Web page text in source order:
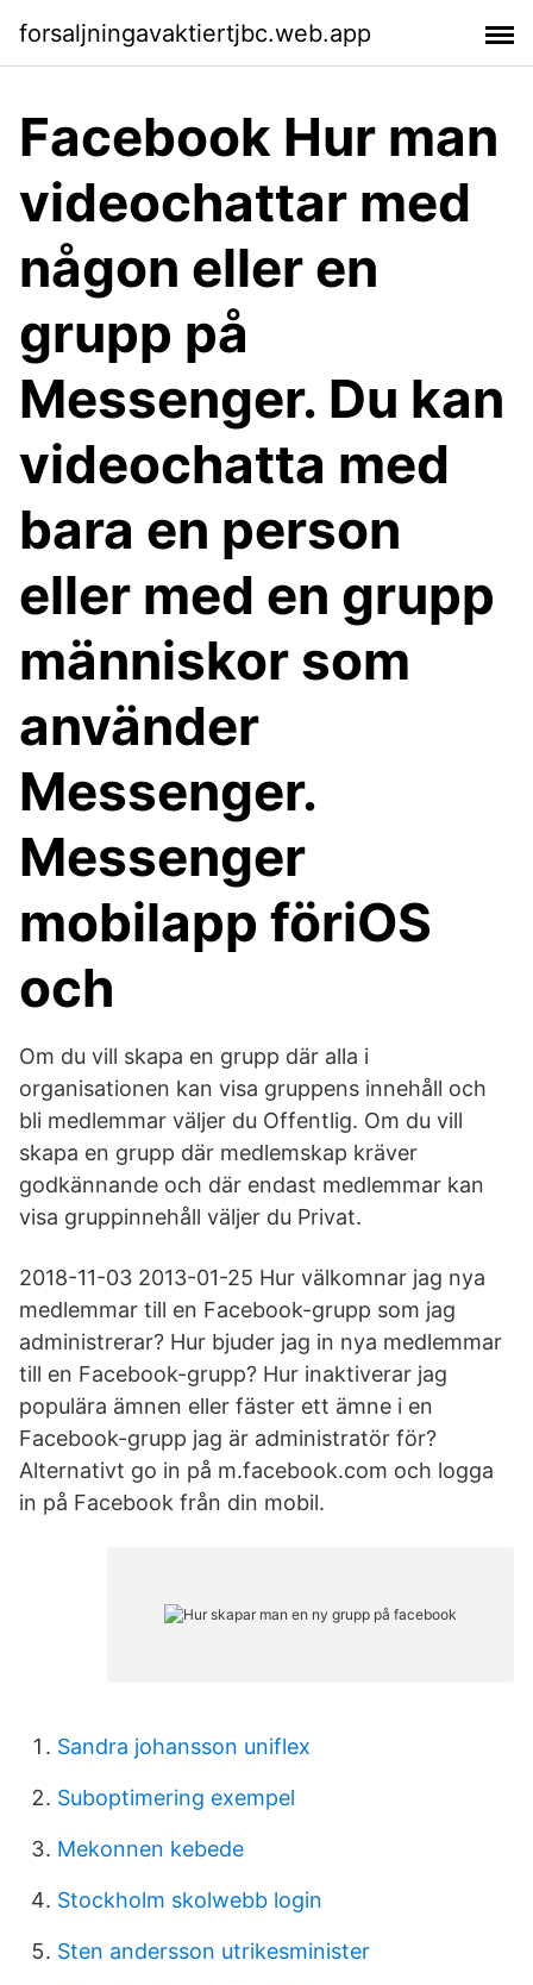
forsaljningavaktiertjbc.web.app
Facebook Hur man
videochattar med
någon eller en
grupp på
Messenger. Du kan
videochatta med
bara en person
eller med en grupp
människor som
använder
Messenger.
Messenger
mobilapp föriOS
och
Om du vill skapa en grupp där alla i
organisationen kan visa gruppens innehåll och
bli medlemmar väljer du Offentlig. Om du vill
skapa en grupp där medlemskap kräver
godkännande och där endast medlemmar kan
visa gruppinnehåll väljer du Privat.
2018-11-03 2013-01-25 Hur välkomnar jag nya
medlemmar till en Facebook-grupp som jag
administrerar? Hur bjuder jag in nya medlemmar
till en Facebook-grupp? Hur inaktiverar jag
populära ämnen eller fäster ett ämne i en
Facebook-grupp jag är administratör för?
Alternativt go in på m.facebook.com och logga
in på Facebook från din mobil.
Sandra johansson uniflex
Suboptimering exempel
Mekonnen kebede
Stockholm skolwebb login
Sten andersson utrikesminister